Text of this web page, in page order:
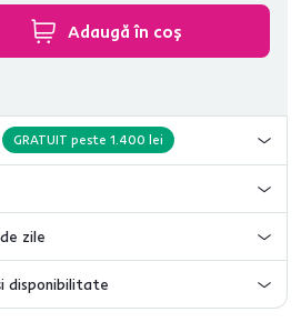
Adaugă în coș
GRATUIT peste 1.400 lei
zile
disponibilitate